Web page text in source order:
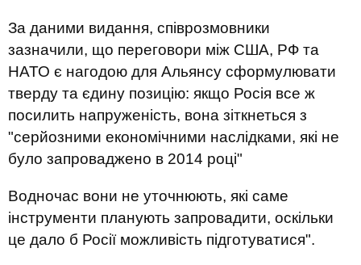
За даними видання, співрозмовники
зазначили, що переговори між США, РФ та
НАТО є нагодою для Альянсу сформулювати
тверду та єдину позицію: якщо Росія все ж
посилить напруженість, вона зіткнеться з
"серйозними економічними наслідками, які не
було запроваджено в 2014 році"
Водночас вони не уточнюють, які саме
інструменти планують запровадити, оскільки
це дало б Росії можливість підготуватися".